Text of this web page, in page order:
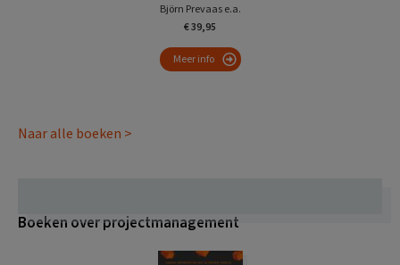
Björn Prevaas e.a.
€ 39,95
Meer info
Naar alle boeken >
Boeken over projectmanagement